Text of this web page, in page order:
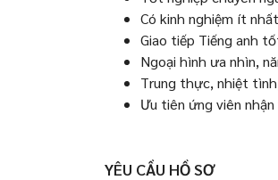
Có kinh nghiệm ít
Giao tiếp Tiếng anh
Ngoại hình ưa nhìn,
Trung thực, nhiệt
Ưu tiên ứng viên
YÊU CẦU HỒ SƠ